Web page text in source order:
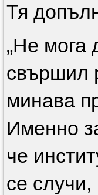
Тя
„Не мога
свършил
минава
Именно
че
се